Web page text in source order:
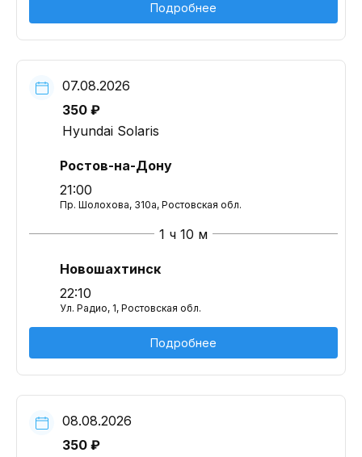
Подробнее
07.08.2026
350 ₽
Hyundai Solaris
Ростов-на-Дону
21:00
Пр. Шолохова, 310а, Ростовская обл.
1 ч 10 м
Новошахтинск
22:10
Ул. Радио, 1, Ростовская обл.
Подробнее
08.08.2026
350 ₽